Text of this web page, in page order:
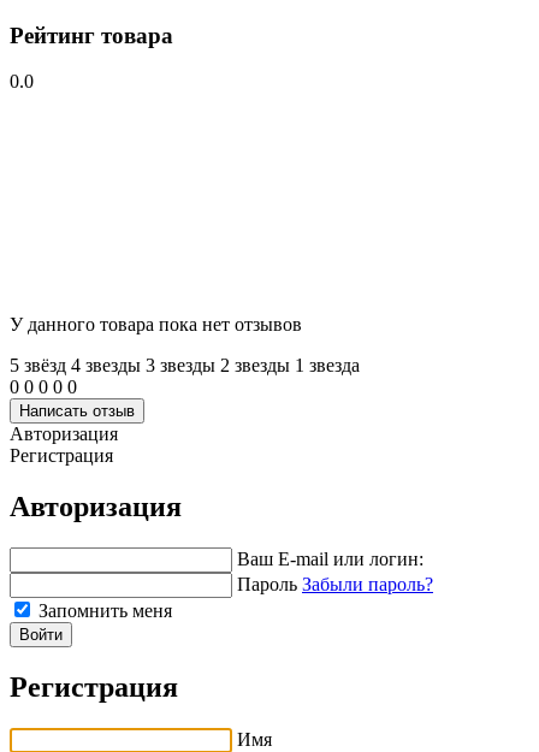
Рейтинг товара
0.0
У данного товара пока нет отзывов
5 звёзд 4 звeзды 3 звeзды 2 звeзды 1 звeзда
0 0 0 0 0
Написать отзыв
Авторизация
Регистрация
Авторизация
Ваш E-mail или логин:
Пароль Забыли пароль?
Запомнить меня
Войти
Регистрация
Имя